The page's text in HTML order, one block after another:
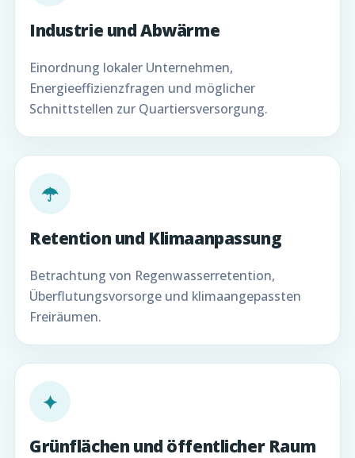
Industrie und Abwärme
Einordnung lokaler Unternehmen,
Energieeffizienzfragen und möglicher
Schnittstellen zur Quartiersversorgung.
☂
Retention und Klimaanpassung
Betrachtung von Regenwasserretention,
Überflutungsvorsorge und klimaangepassten
Freiräumen.
✦
Grünflächen und öffentlicher Raum